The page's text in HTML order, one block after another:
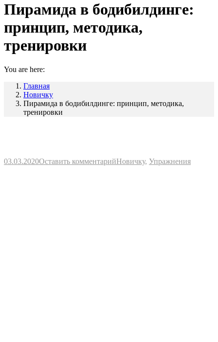
Пирамида в бодибилдинге:
принцип, методика,
тренировки
You are here:
Главная
Новичку
Пирамида в бодибилдинге: принцип, методика,
тренировки
03.03.2020Оставить комментарийНовичку, Упражнения